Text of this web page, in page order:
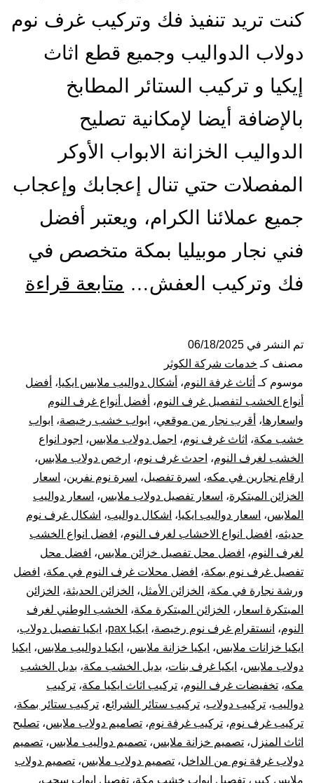
كنت تريد تنفيذ فك وتركيب غرف نوم
دولاب الدواليب وجميع قطع اثاث
إيكيا و تركيب الستائر المطابخ
بالإضافة أيضا لإمكانية تصليح
الدواليب الخزانة الابواب الأوكر
المفصلات حتي تنال إعجابك وإعجاب
جميع عملائنا الكرام، ويعتبر أفضل
فني نجار موبيليا بمكة متخصص في
فك وتركيب العفش… متابعة قراءة
تم النشر في 06/18/2025
مصنف كـ خدمات شركة الكوثر
موسوم كـ أثاث غرفة النوم، أشكال دواليب ملابس ايكيا، أفضل
أنواع الخشب لتفصيل غرف النوم، أفضل أنواع غرف النوم
واسعارها، أقرب نجار من موقعي، ابواب خشب رخيصة، ابواب
خشب مكة، اثاث غرف نوم، اجمل دولاب ملابس، اجود انواع
الخشب لغرف النوم، احدث غرف نوم، ارخص دولاب ملابس،
ارقام نجارين في مكه، اسرة تفصيل، اسرة نوم نفرين، اسعار
الخزائن المبتكرة، اسعار تفصيل دولاب ملابس، اسعار دواليب
الملابس، اسعار دواليب ايكيا، اشكال دواليب، اشكال غرف نوم
حديثه، افضل انواع الاخشاب لغرف النوم، افضل انواع الخشب
لغرف النوم، افضل محل تفصيل خزائن ملابس، افضل محل
تفصيل غرف نوم بمكة، افضل محلات غرف النوم في مكة، افضل
ورشة نجارة في مكة، الخزائن الأمثل، الخزائن الحديثة، الخزائن
المبتكرة اسعار ، الخزائن المبتكرة مكة، الخشب الوطني لغرف
النوم، انستقرام غرف نوم رخيصة، ايكيا pax ، ايكيا تفصيل دولاب،
ايكيا خزانات ملابس، ايكيا خزانة ملابس، ايكيا دواليب ملابس، ايكيا
دولاب ملابس، ايكيا غرف بنات، بديل الخشب مكة، بديل الخشب
مكه، تخفيضات غرف النوم، تركيب اثاث ايكيا مكة، تركيب
دواليب، تركيب دولاب، تركيب ستائر الشرائع، تركيب ستائر بمكة،
تركيب غرف نوم، تركيب غرفة نوم، تصاميم دولاب ملابس، تصليح
اثاث المنزل، تصميم خزانة ملابس، تصميم دواليب ملابس، تصميم
دولاب غرفة نوم من الداخل، تصميم دولاب ملابس، تصميم دولاب
ملابس كبير ، تفصيل ابواب خشب مكة، تفصيل ابواب سحب،